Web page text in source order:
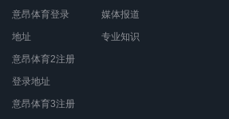
意昂体育登录
地址
意昂体育2注册
登录地址
意昂体育3注册
媒体报道
专业知识